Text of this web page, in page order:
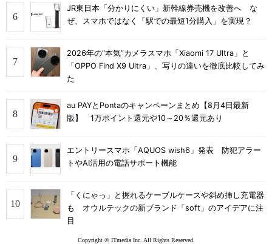
JR東日本「分かりにくい」新幹線券売機を改善へ な
ぜ、スマホではなく「駅での最短1分購入」を実現？
2026年の“本気”カメラスマホ「Xiaomi 17 Ultra」と
「OPPO Find X9 Ultra」、写りの違いを徹底比較してみ
た
au PAYとPontaのキャンペーンまとめ【8月4日最新
版】 1万ポイント還元や10～20％還元あり
エントリースマホ「AQUOS wish6」発表 防犯アラー
トやAI活用の電話サポート機能
「くにゃっ」と握れるケーブルケースや斜め挿し充電器
も オウルテックの新ブランド「soft」のアイデアに注
目
Copyright © ITmedia Inc. All Rights Reserved.